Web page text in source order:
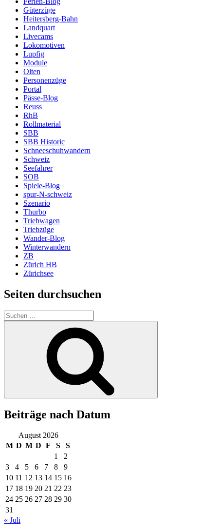
Güterzüge
Heitersberg-Bahn
Landquart
Livecams
Lokomotiven
Lupfig
Module
Olten
Personenzüge
Portal
Pässe-Blog
Reuss
RhB
Rollmaterial
SBB
SBB Historic
Schneeschuhwandern
Schweiz
Seefahrer
SOB
Spiele-Blog
spur-N-schweiz
Szenario
Thurbo
Triebwagen
Triebzüge
Wander-Blog
Winterwandern
ZB
Zürich HB
Zürichsee
Seiten durchsuchen
Suchen
nach:
Beiträge nach Datum
August 2026
M D M D F S
S
1
2
3
4 5 6 7 8
9
10 11 12 13 14 15 16
17 18 19 20 21 22 23
24 25 26 27 28 29 30
31
« Juli